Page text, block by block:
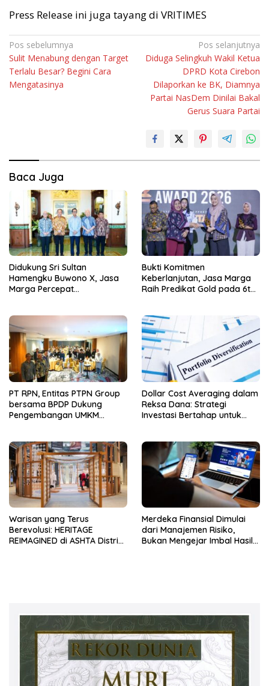
Press Release ini juga tayang di VRITIMES
Navigasi
pos
Pos sebelumnya
Sulit Menabung dengan Target
Terlalu Besar? Begini Cara
Mengatasinya
Pos selanjutnya
Diduga Selingkuh Wakil Ketua
DPRD Kota Cirebon
Dilaporkan ke BK, Diamnya
Partai NasDem Dinilai Bakal
Gerus Suara Partai
Baca Juga
Didukung Sri Sultan
Hamengku Buwono X, Jasa
Marga Percepat
untuk Dukung Konektivitas
DIY
Bukti Komitmen
Keberlanjutan, Jasa Marga
Raih Predikat Gold pada 6th
PT RPN, Entitas PTPN Group
bersama BPDP Dukung
Pengembangan UMKM
Dollar Cost Averaging dalam
Reksa Dana: Strategi
Investasi Bertahap untuk
Warisan yang Terus
Berevolusi: HERITAGE
REIMAGINED di ASHTA District
Merdeka Finansial Dimulai
dari Manajemen Risiko,
Bukan Mengejar Imbal Hasil